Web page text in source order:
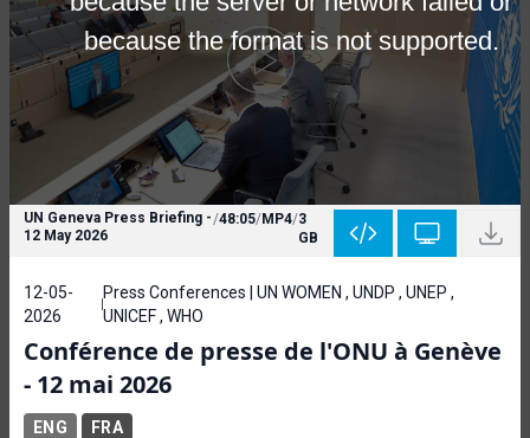
because the format is not supported.
UN Geneva Press Briefing -
12 May 2026
/48:05/MP4/3
GB
12-05-
2026
Press Conferences | UN WOMEN , UNDP , UNEP ,
UNICEF , WHO
Conférence de presse de l'ONU à Genève
- 12 mai 2026
ENG FRA